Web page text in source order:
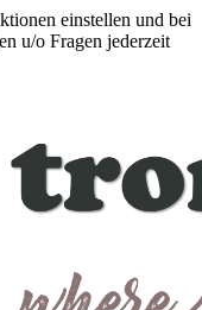
einstellen und bei
u/o Fragen jederzeit